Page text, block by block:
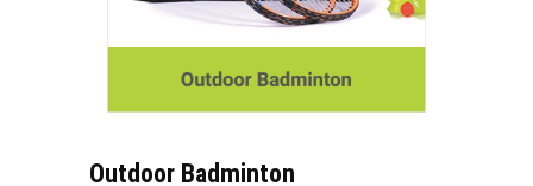
Outdoor Badminton